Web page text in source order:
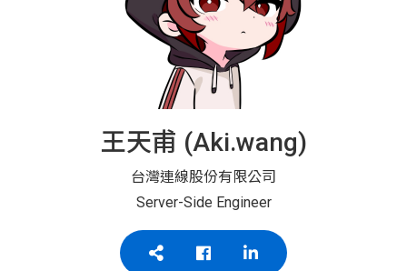
王天甫 (Aki.wang)
台灣連線股份有限公司
Server-Side Engineer